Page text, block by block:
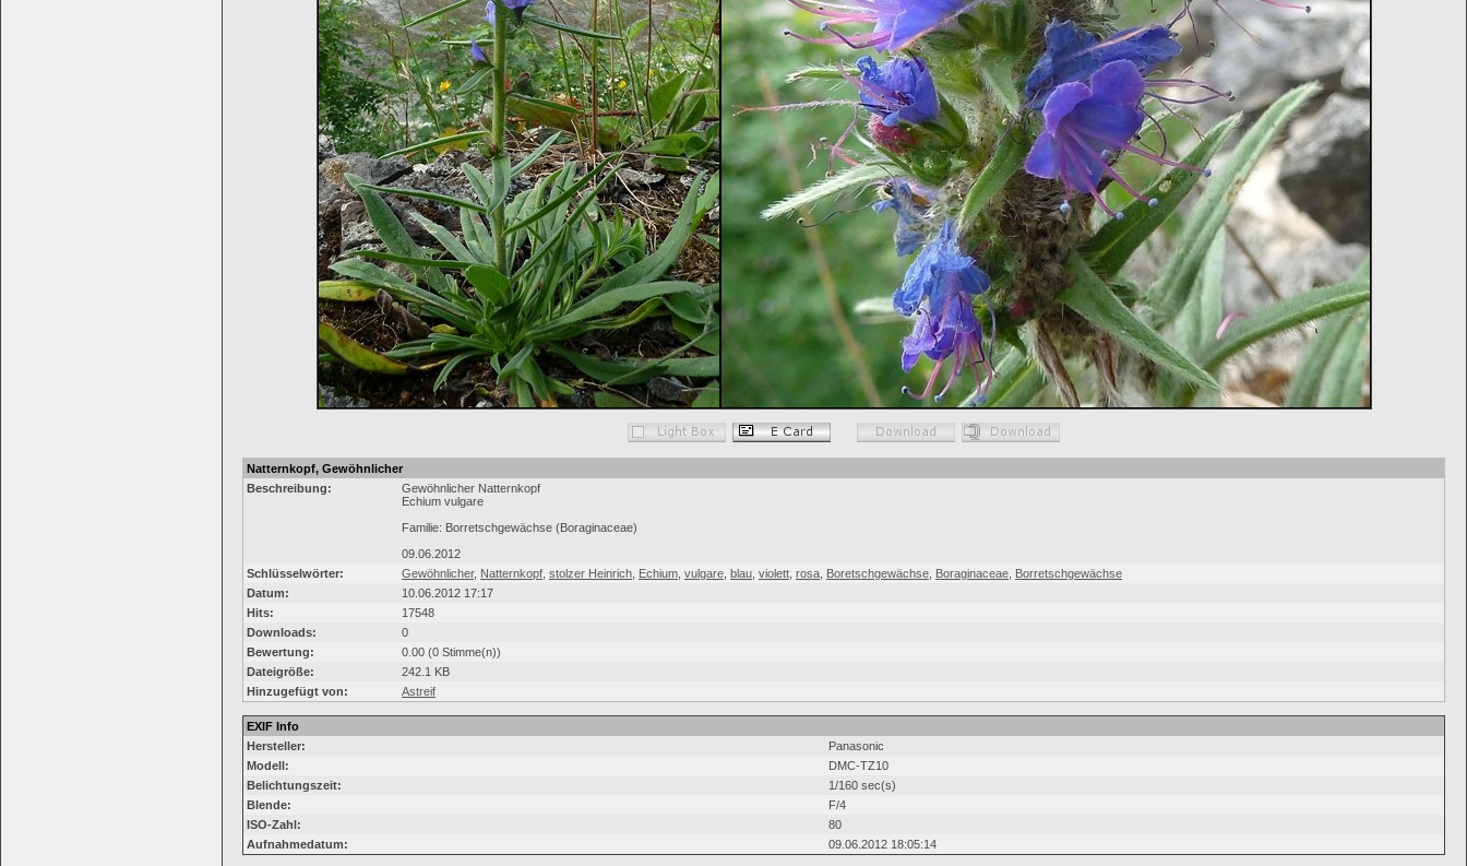
Natternkopf, Gewöhnlicher
Beschreibung:
Gewöhnlicher Natternkopf
Echium vulgare
Familie: Borretschgewächse (Boraginaceae)
09.06.2012
Schlüsselwörter:
Gewöhnlicher, Natternkopf stolzer Heinrich Echium vulgare blau violett rosa Boretschgewächse Boraginaceae Borretschgewächse
Datum:
10.06.2012 17:17
Hits:
17548
Downloads:
0
Bewertung:
0.00 (0 Stimme(n))
Dateigröße:
242.1 KB
Hinzugefügt von:
Astreif
EXIF Info
Hersteller:
Panasonic
Modell:
DMC-TZ10
Belichtungszeit:
1/160 sec(s)
Blende:
F/4
ISO-Zahl:
80
Aufnahmedatum:
09.06.2012 18:05:14